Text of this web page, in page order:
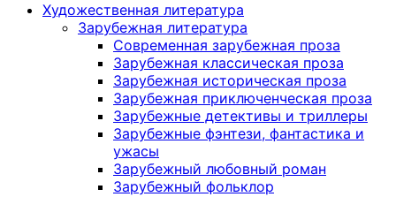
Художественная литература
Зарубежная литература
Современная зарубежная проза
Зарубежная классическая проза
Зарубежная историческая проза
Зарубежная приключенческая проза
Зарубежные детективы и триллеры
Зарубежные фэнтези, фантастика и
ужасы
Зарубежный любовный роман
Зарубежный фольклор